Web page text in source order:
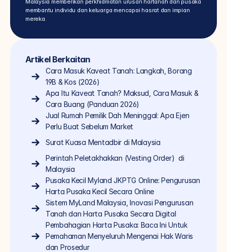
Malaysia memberikan perkhidmatan urusan hartanah dan pusaka
membantu individu dan keluarga mencapai hasrat dan impian
mereka.
Artikel Berkaitan
Cara Masuk Kaveat Tanah: Langkah, Borang
19B & Kos (2026)
Apa Itu Kaveat Tanah? Maksud, Cara Masuk &
Cara Buang (Panduan 2026)
Jual Rumah Pemilik Dah Meninggal: Apa Ejen
Perlu Buat Sebelum Market
Surat Kuasa Mentadbir di Malaysia
Perintah Peletakhakkan (Vesting Order)  di
Malaysia
Pusaka Kecil Myland JKPTG Online: Pengurusan
Harta Pusaka Kecil Secara Online
Sistem MyLand Malaysia, Inovasi Pengurusan
Tanah dan Harta Pusaka Secara Digital
Pembahagian Harta Pusaka: Baca Ini Untuk
Pemahaman Menyeluruh Mengenai Hak Waris
dan Prosedur